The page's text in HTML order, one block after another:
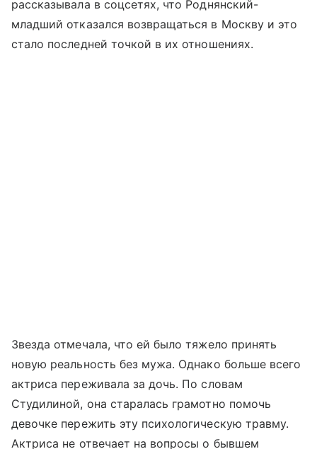
рассказывала в соцсетях, что Роднянский-
младший отказался возвращаться в Москву и это
стало последней точкой в их отношениях.
Звезда отмечала, что ей было тяжело принять
новую реальность без мужа. Однако больше всего
актриса переживала за дочь. По словам
Студилиной, она старалась грамотно помочь
девочке пережить эту психологическую травму.
Актриса не отвечает на вопросы о бывшем